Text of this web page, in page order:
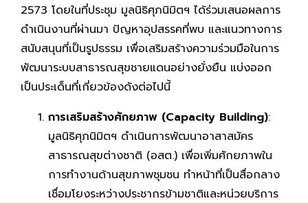
2573 โดยในที่ประชุม มูลนิธิศุภนิมิตฯ ได้ร่วมเสนอผลการ
ดำเนินงานที่ผ่านมา ปัญหาอุปสรรคที่พบ และแนวทางการ
สนับสนุนที่เป็นรูปธรรม เพื่อเสริมสร้างความร่วมมือในการ
พัฒนาระบบสาธารณสุขชายแดนอย่างยั่งยืน แบ่งออก
เป็นประเด็นที่เกี่ยวข้องดังต่อไปนี้
การเสริมสร้างศักยภาพ (Capacity Building):
มูลนิธิศุภนิมิตฯ ดำเนินการพัฒนาอาสาสมัคร
สาธารณสุขต่างชาติ (อสต.) เพื่อเพิ่มศักยภาพใน
การทำงานด้านสุขภาพชุมชน ทำหน้าที่เป็นสื่อกลาง
เชื่อมโยงระหว่างประชากรข้ามชาติและหน่วยบริการ